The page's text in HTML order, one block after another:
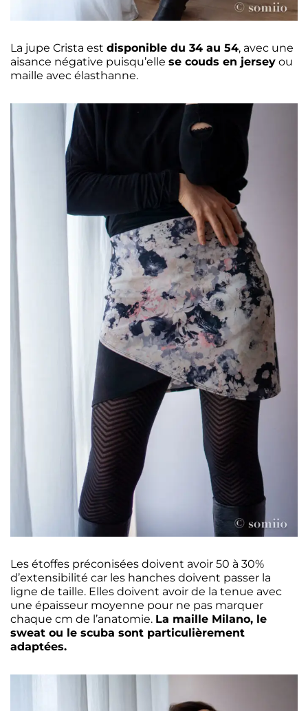
La jupe Crista est disponible du 34 au 54, avec une
aisance négative puisqu’elle se couds en jersey ou
maille avec élasthanne.
Les étoffes préconisées doivent avoir 50 à 30%
d’extensibilité car les hanches doivent passer la
ligne de taille. Elles doivent avoir de la tenue avec
une épaisseur moyenne pour ne pas marquer
chaque cm de l’anatomie. La maille Milano, le
sweat ou le scuba sont particulièrement
adaptées.